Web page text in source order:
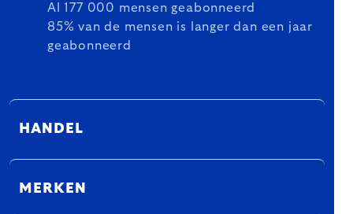
Al 177 000 mensen geabonneerd
85% van de mensen is langer dan een jaar
geabonneerd
HANDEL
MERKEN